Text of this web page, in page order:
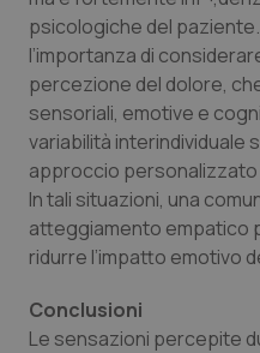
psicologiche del
l’importanza di
percezione del dolore,
sensoriali, emotive e
variabilità interindividuale
approccio
In tali situazioni, una
atteggiamento empatico
ridurre l’impatto emotivo
Conclusioni
Le sensazioni percepite
I cookie necessari
sito web abilitandone
navigazione sulle pagine
protette del sito. Il sito
funzionare